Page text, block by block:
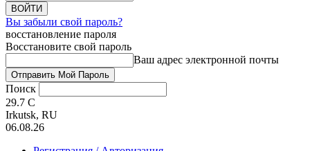
Вы забыли свой пароль?
восстановление пароля
Восстановите свой пароль
Ваш адрес электронной почты
Поиск
29.7 C
Irkutsk, RU
06.08.26